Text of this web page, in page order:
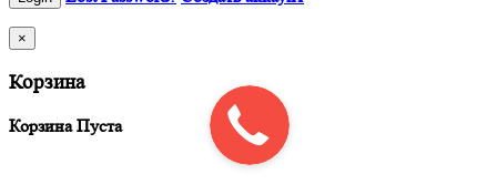
×
Корзина
Корзина Пуста